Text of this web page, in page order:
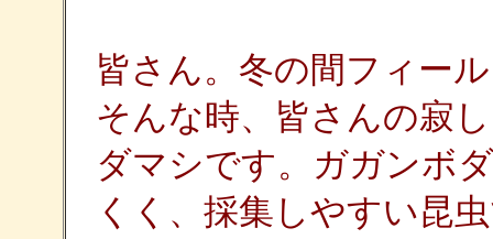
皆さん。冬の間フィー
そんな時、皆さんの寂
ダマシです。ガガンボ
くく、採集しやすい昆